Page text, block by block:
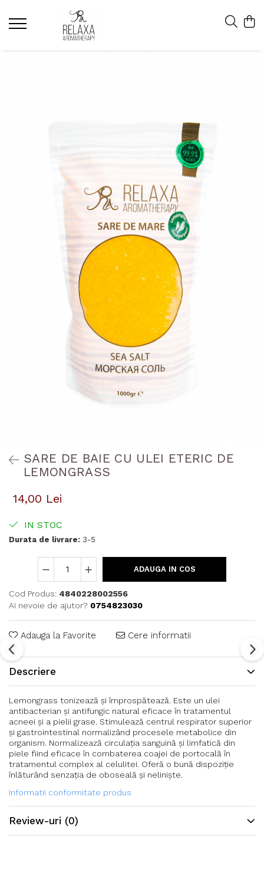
SARE DE BAIE CU ULEI ETERIC DE
LEMONGRASS
14,00 Lei
IN STOC
Durata de livrare: 3-5
ADAUGA IN COS
Cod Produs: 4840228002556
Ai nevoie de ajutor? 0754823030
Adauga la Favorite Cere informatii
Descriere
Lemongrass tonizează şi împrospătează. Este un ulei
antibacterian şi antifungic natural eficace în tratamentul
acneei şi a pielii grase. Stimulează centrul respirator superior
şi gastrointestinal normalizând procesele metabolice din
organism. Normalizează circulația sanguină şi limfatică din
piele fiind eficace în combaterea coajei de portocală în
tratamentul complex al celulitei. Oferă o bună dispoziție
înlăturând senzația de oboseală şi neliniște.
Informatii conformitate produs
Review-uri (0)